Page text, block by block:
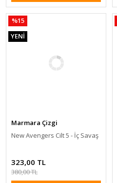
%15
YENİ
Marmara Çizgi
New Avengers Cilt 5 - İç Savaş
323,00 TL
380,00 TL